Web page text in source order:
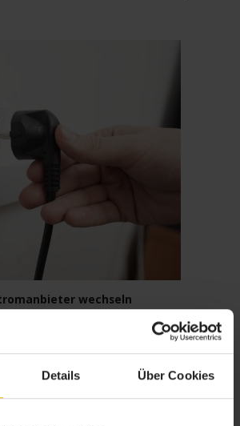
Details Über Cookies
wechseln
kann Ihnen viele Vorteile bringen. Mit der
Stromanbieter wechseln erfahren Sie Punkt für